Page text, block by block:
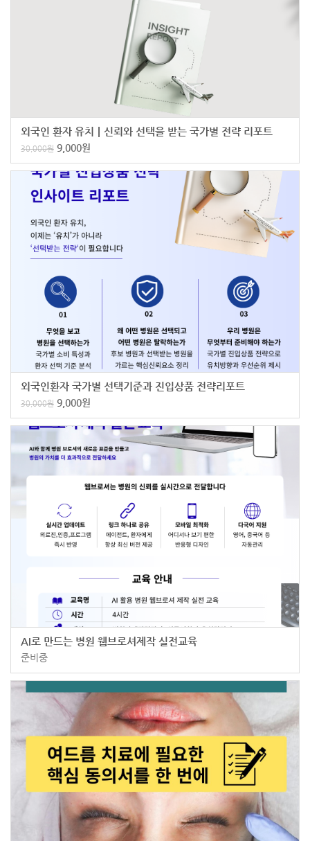
외국인 환자 유치ㅣ신뢰와 선택을 받는 국가별 전략 리포트
30,000원 9,000원
외국인환자 국가별 선택기준과 진입상품 전략리포트
30,000원 9,000원
AI로 만드는 병원 웹브로셔제작 실전교육
준비중